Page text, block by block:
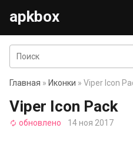
apkbox
Главная » Иконки » Viper Icon
Viper Icon Pack
autorenew обновлено 14 ноя 2017